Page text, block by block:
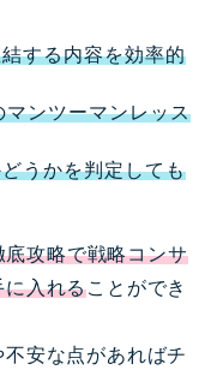
する内容を効率的
ンツーマンレッス
うかを判定しても
底攻略で戦略コンサ
に入れることができ
安な点があればチ